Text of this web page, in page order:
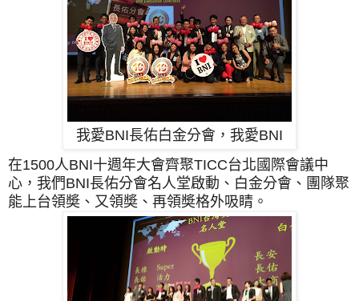
我愛BNI長佑白金分會，我愛BNI
在1500人BNI十週年大會齊聚TICC台北國際會議中
心， 我們BNI長佑分會名人堂啟動、白金分會、團隊聚
能 上台領奬、又領奬、再領奬格外吸睛。